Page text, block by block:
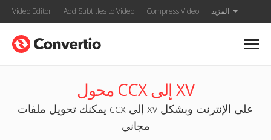
Video Editor Add Subtitles to Video Compress Video المزيد
محول CCX إلى XV
يمكنك تحويل ملفات ccx إلى xv على الإنترنت وبشكل
مجاني